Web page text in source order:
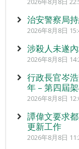
治安警察局
2026年8月8日
涉殺人未遂
2026年8月8日
行政長官岑
年 – 第四屆
2026年8月8日
譚偉文要求
更新工作
2026年8月8日